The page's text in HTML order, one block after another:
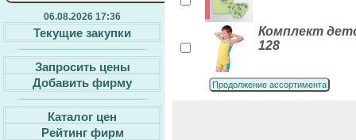
06.08.2026 17:36
Текущие закупки
Запросить цены
Добавить фирму
Каталог цен
Рейтинг фирм
Комплект
128
Продолжение ассортимента